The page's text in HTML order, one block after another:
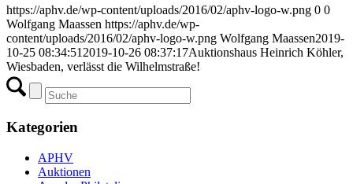
https://aphv.de/wp-content/uploads/2016/02/aphv-logo-w.png 0 0
Wolfgang Maassen https://aphv.de/wp-
content/uploads/2016/02/aphv-logo-w.png Wolfgang Maassen2019-
10-25 08:34:51 2019-10-26 08:37:17Auktionshaus Heinrich Köhler,
Wiesbaden, verlässt die Wilhelmstraße!
Kategorien
APHV
Auktionen